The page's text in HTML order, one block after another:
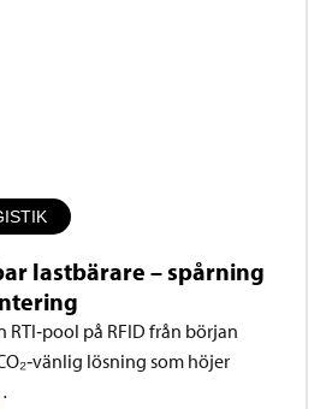
lastbärare – spårning
på RFID från början
lösning som höjer